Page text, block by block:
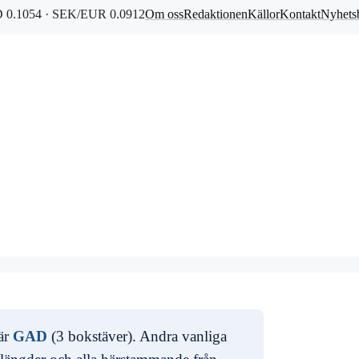
0.1054 · SEK/EUR 0.0912Om ossRedaktionenKällorKontakt
GAD (3 bokstäver). Andra vanliga